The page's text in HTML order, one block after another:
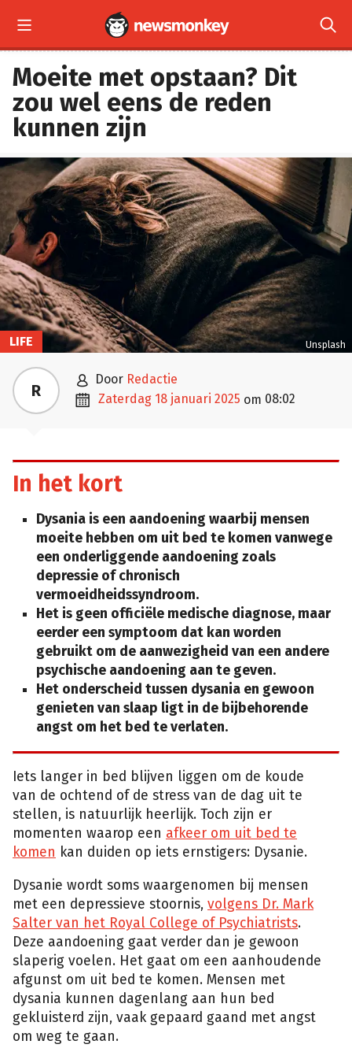
 
Moeite met opstaan? Dit
zou wel eens de reden
kunnen zijn
Unsplash
LIFE
R  door Redactie
 zaterdag 18 januari 2025 om 08:02
In het kort
Dysania is een aandoening waarbij mensen
moeite hebben om uit bed te komen vanwege
een onderliggende aandoening zoals
depressie of chronisch
vermoeidheidssyndroom.
Het is geen officiële medische diagnose, maar
eerder een symptoom dat kan worden
gebruikt om de aanwezigheid van een andere
psychische aandoening aan te geven.
Het onderscheid tussen dysania en gewoon
genieten van slaap ligt in de bijbehorende
angst om het bed te verlaten.
Iets langer in bed blijven liggen om de koude
van de ochtend of de stress van de dag uit te
stellen, is natuurlijk heerlijk. Toch zijn er
momenten waarop een afkeer om uit bed te
komen kan duiden op iets ernstigers: Dysanie.
Dysanie wordt soms waargenomen bij mensen
met een depressieve stoornis, volgens Dr. Mark
Salter van het Royal College of Psychiatrists.
Deze aandoening gaat verder dan je gewoon
slaperig voelen. Het gaat om een aanhoudende
afgunst om uit bed te komen. Mensen met
dysania kunnen dagenlang aan hun bed
gekluisterd zijn, vaak gepaard gaand met angst
om weg te gaan.